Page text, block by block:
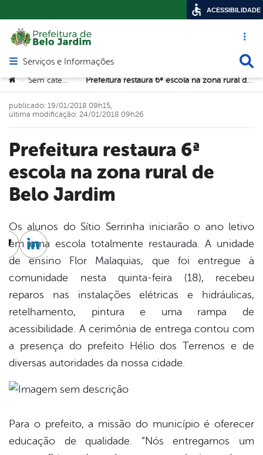
Acesso
Abrir menu principal de navegação
Serviços e Informações
Você está aqui:
> Sem categoria > Prefeitura restaura 6ª escola na zona rural de Belo Jardim
Prefeitura restaura 6ª
escola na zona rural de
Belo Jardim
publicado: 19/01/2018 09h15,
última modificação: 24/01/2018 09h26
Os alunos do Sítio Serrinha iniciarão o ano letivo
em uma escola totalmente restaurada. A unidade
de ensino Flor Malaquias, que foi entregue à
comunidade nesta quinta-feira (18), recebeu
reparos nas instalações elétricas e hidráulicas,
retelhamento, pintura e uma rampa de
acessibilidade. A cerimônia de entrega contou com
a presença do prefeito Hélio dos Terrenos e de
diversas autoridades da nossa cidade.
Para o prefeito, a missão do município é oferecer
educação de qualidade. “Nós entregamos um
Twitter
Linkedin
ACESSIBILIDADE